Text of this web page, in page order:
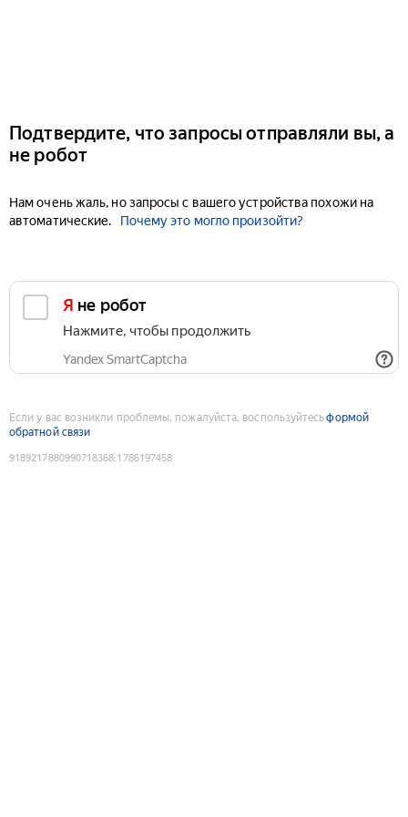
Подтвердите, что запросы отправляли вы, а
не робот
Нам очень жаль, но запросы с вашего устройства похожи на
автоматические.
Почему это могло произойти?
Я не робот
Нажмите, чтобы продолжить
Yandex SmartCaptcha
Если у вас возникли проблемы, пожалуйста, воспользуйтесьформой
обратной связи
9189217880990718368:1786197458